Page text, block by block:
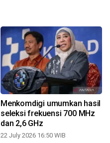
Menkomdigi umumkan hasil
seleksi frekuensi 700 MHz
dan 2,6 GHz
22 July 2026 16:50 WIB